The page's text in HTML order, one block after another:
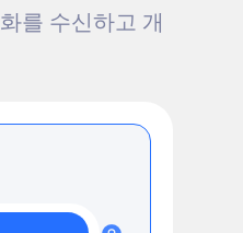
를 수신하고 개